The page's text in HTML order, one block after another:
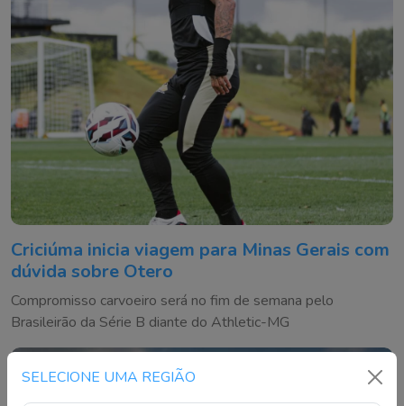
SELECIONE UMA REGIÃO
Criciúma inicia viagem para Minas Gerais com
dúvida sobre Otero
Compromisso carvoeiro será no fim de semana pelo
Brasileirão da Série B diante do Athletic-MG